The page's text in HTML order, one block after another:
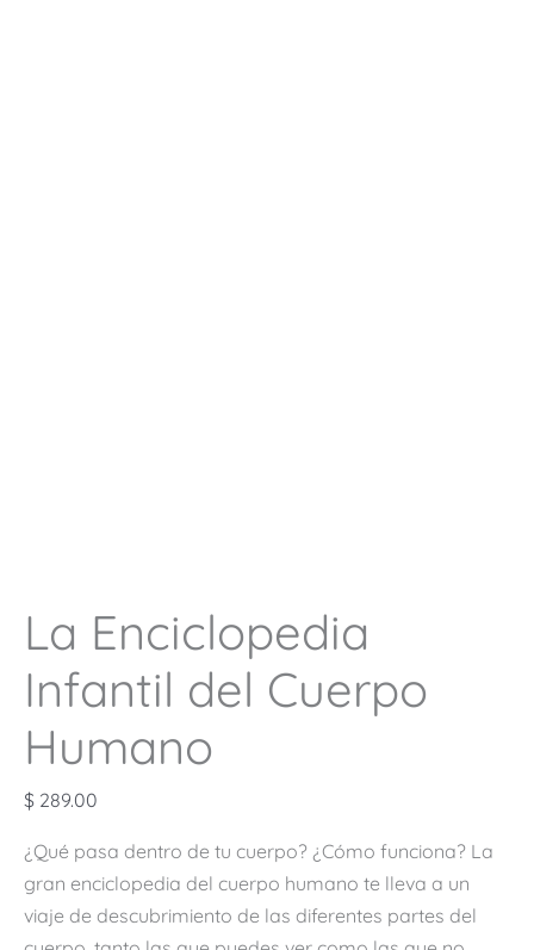
La Enciclopedia
Infantil del Cuerpo
Humano
$ 289.00
¿Qué pasa dentro de tu cuerpo? ¿Cómo funciona? La
gran enciclopedia del cuerpo humano te lleva a un
viaje de descubrimiento de las diferentes partes del